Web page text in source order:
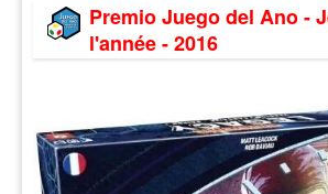
Premio Juego del Ano -
l'année - 2016